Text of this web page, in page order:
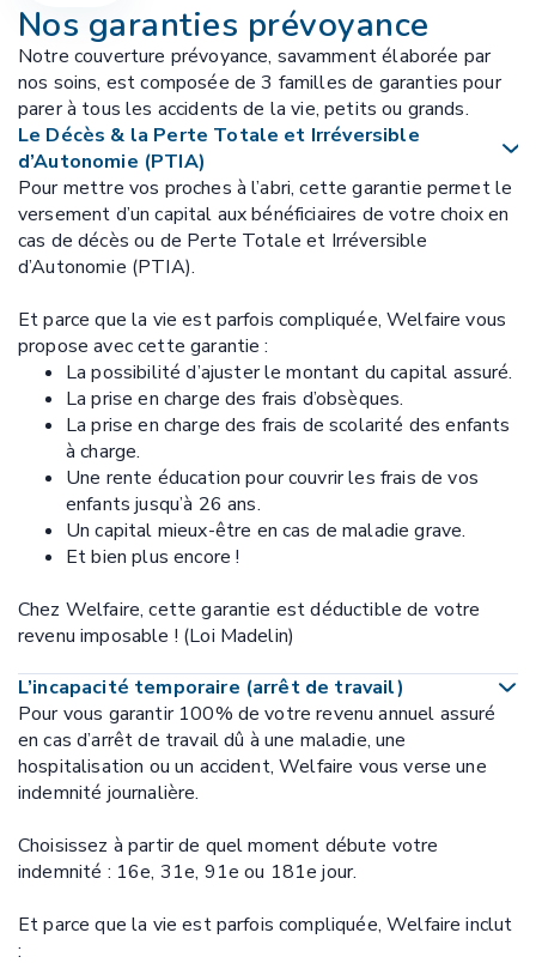
Nos garanties prévoyance
Notre couverture prévoyance, savamment élaborée par
nos soins, est composée de 3 familles de garanties pour
parer à tous les accidents de la vie, petits ou grands.
Le Décès & la Perte Totale et Irréversible
d’Autonomie (PTIA)
Pour mettre vos proches à l’abri, cette garantie permet le
versement d’un capital aux bénéficiaires de votre choix en
cas de décès ou de Perte Totale et Irréversible
d’Autonomie (PTIA).
Et parce que la vie est parfois compliquée, Welfaire vous
propose avec cette garantie :
La possibilité d’ajuster le montant du capital assuré.
La prise en charge des frais d’obsèques.
La prise en charge des frais de scolarité des enfants
à charge.
Une rente éducation pour couvrir les frais de vos
enfants jusqu’à 26 ans.
Un capital mieux-être en cas de maladie grave.
Et bien plus encore !
Chez Welfaire, cette garantie est déductible de votre
revenu imposable ! (Loi Madelin)
L’incapacité temporaire (arrêt de travail)
Pour vous garantir 100% de votre revenu annuel assuré
en cas d’arrêt de travail dû à une maladie, une
hospitalisation ou un accident, Welfaire vous verse une
indemnité journalière.
Choisissez à partir de quel moment débute votre
indemnité : 16e, 31e, 91e ou 181e jour.
Et parce que la vie est parfois compliquée, Welfaire inclut
: